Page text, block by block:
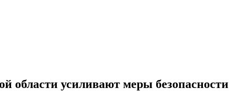
области усиливают меры безопасности